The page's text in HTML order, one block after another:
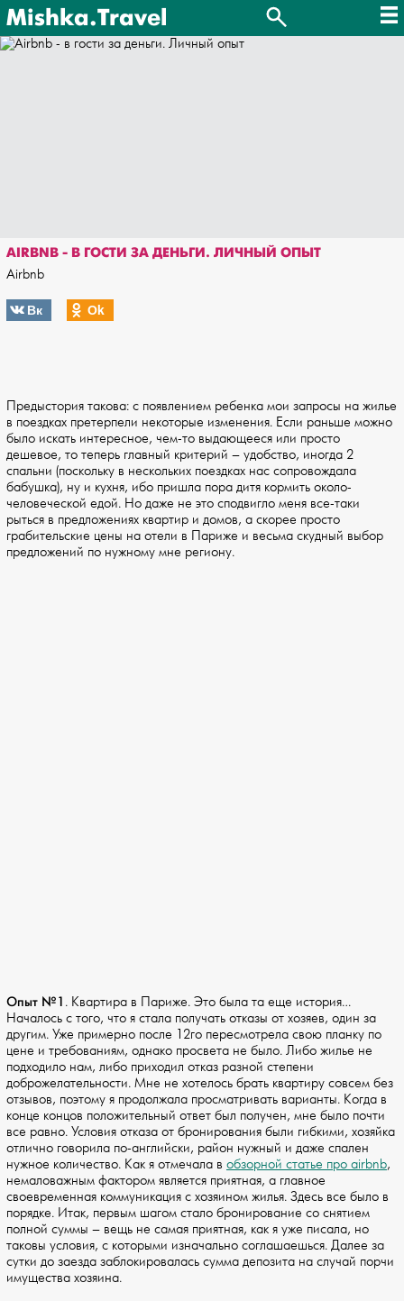
Mishka.Travel
AIRBNB - В ГОСТИ ЗА ДЕНЬГИ. ЛИЧНЫЙ ОПЫТ
Airbnb
Вк Оk
Предыстория такова: с появлением ребенка мои запросы на жилье
в поездках претерпели некоторые изменения. Если раньше можно
было искать интересное, чем-то выдающееся или просто
дешевое, то теперь главный критерий – удобство, иногда 2
спальни (поскольку в нескольких поездках нас сопровождала
бабушка), ну и кухня, ибо пришла пора дитя кормить около-
человеческой едой. Но даже не это сподвигло меня все-таки
рыться в предложениях квартир и домов, а скорее просто
грабительские цены на отели в Париже и весьма скудный выбор
предложений по нужному мне региону.
Опыт №1 . Квартира в Париже. Это была та еще история…
Началось с того, что я стала получать отказы от хозяев, один за
другим. Уже примерно после 12го пересмотрела свою планку по
цене и требованиям, однако просвета не было. Либо жилье не
подходило нам, либо приходил отказ разной степени
доброжелательности. Мне не хотелось брать квартиру совсем без
отзывов, поэтому я продолжала просматривать варианты. Когда в
конце концов положительный ответ был получен, мне было почти
все равно. Условия отказа от бронирования были гибкими, хозяйка
отлично говорила по-английски, район нужный и даже спален
нужное количество. Как я отмечала в обзорной статье про airbnb,
немаловажным фактором является приятная, а главное
своевременная коммуникация с хозяином жилья. Здесь все было в
порядке. Итак, первым шагом стало бронирование со снятием
полной суммы – вещь не самая приятная, как я уже писала, но
таковы условия, с которыми изначально соглашаешься. Далее за
сутки до заезда заблокировалась сумма депозита на случай порчи
имущества хозяина.